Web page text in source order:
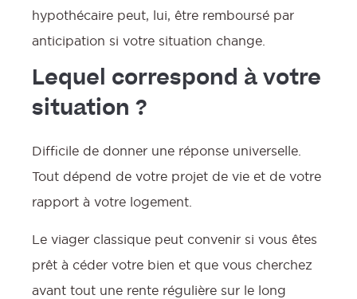
hypothécaire peut, lui, être remboursé par
anticipation si votre situation change.
Lequel correspond à votre
situation ?
Difficile de donner une réponse universelle.
Tout dépend de votre projet de vie et de votre
rapport à votre logement.
Le viager classique peut convenir si vous êtes
prêt à céder votre bien et que vous cherchez
avant tout une rente régulière sur le long